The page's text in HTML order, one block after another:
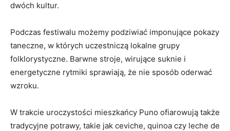
dwóch kultur.
Podczas ⁣festiwalu możemy podziwiać​ imponujące⁤ pokazy
taneczne, w⁣ których uczestniczą⁤ lokalne grupy‍
folklorystyczne. Barwne stroje, wirujące ‌suknie i‌
energetyczne rytmiki sprawiają, że nie sposób oderwać
wzroku.
W⁢ trakcie uroczystości mieszkańcy Puno ofiarowują⁣ także
tradycyjne potrawy, takie⁣ jak ceviche, quinoa ‍czy leche de